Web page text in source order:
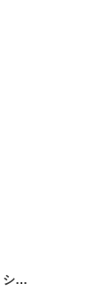
【送料無料】プチ白くまくんゼリー 50個×5 個包装 | 白熊 シロクマ しろくま ゼリー 練乳 一口サイズ ひとくち お菓子 おやつ スイーツ デザート 大容量 得用 お徳用 駄菓子 業務用 ホワイトデー ギフト プチギフト 食品 クリスマス 誕生日 お返し お礼 父の日 母の日